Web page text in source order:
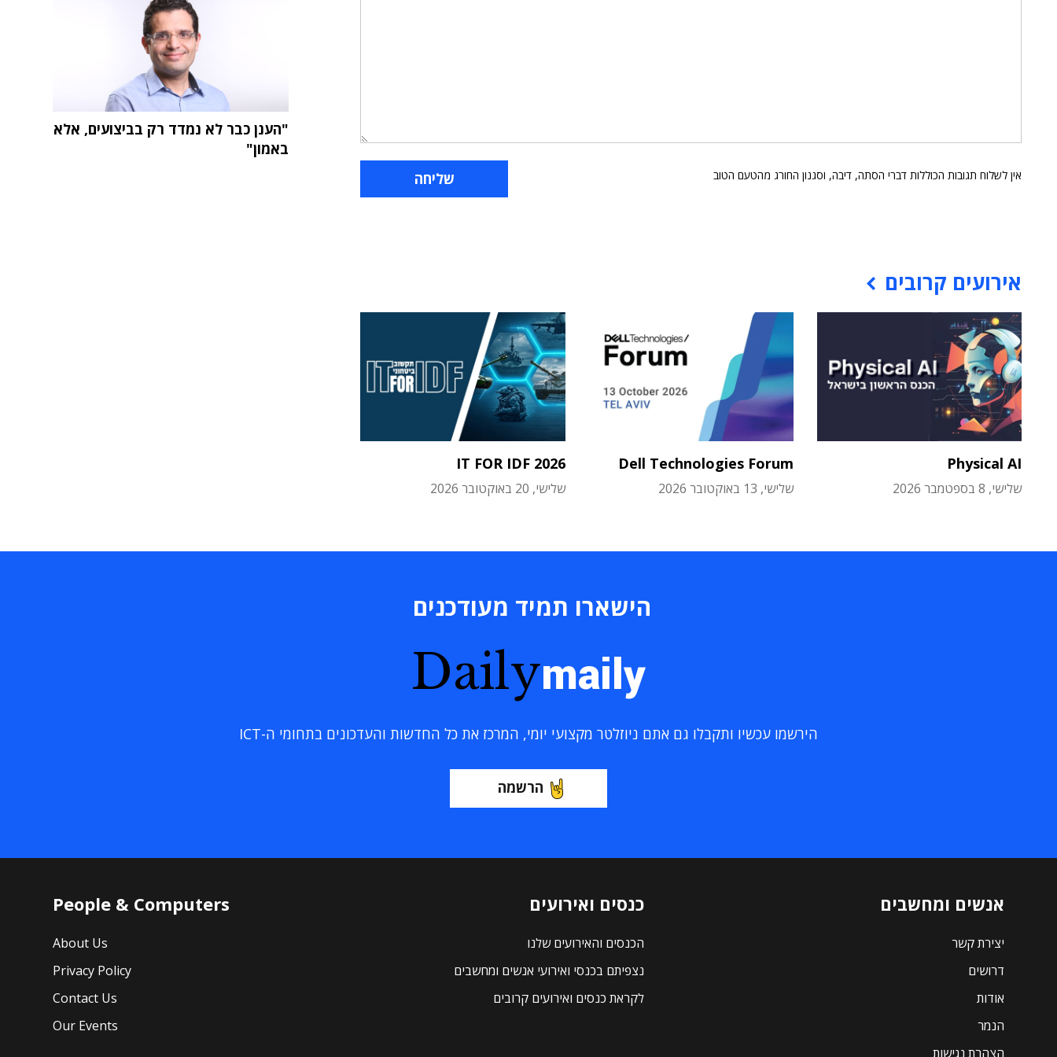
אין לשלוח תגובות הכוללות דברי הסתה, דיבה, וסגנון החורג מהטעם הטוב
אירועים קרובים
Physical AI
שלישי, 8 בספטמבר 2026
Dell Technologies Forum
שלישי, 13 באוקטובר 2026
IT FOR IDF 2026
שלישי, 20 באוקטובר 2026
"הענן כבר לא נמדד רק בביצועים, אלא
באמון"
הישארו תמיד מעודכנים
Dailymaily
הירשמו עכשיו ותקבלו גם אתם ניוזלטר מקצועי יומי, המרכז את כל החדשות והעדכונים בתחומי ה-ICT
הרשמה
אנשים ומחשבים
יצירת קשר
דרושים
אודות
הנמר
הצהרת נגישות
כנסים ואירועים
הכנסים והאירועים שלנו
נצפיתם בכנסי ואירועי אנשים ומחשבים
לקראת כנסים ואירועים קרובים
People & Computers
About Us
Privacy Policy
Contact Us
Our Events